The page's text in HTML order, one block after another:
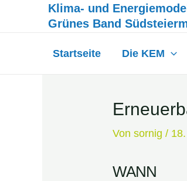
Klima- und
Grünes Band
Startseite Die KEM
Vonsornig/
WANN